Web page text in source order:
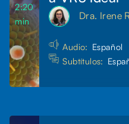
2:20
min
Dra. Irene
Audio: Español
Subtítulos: